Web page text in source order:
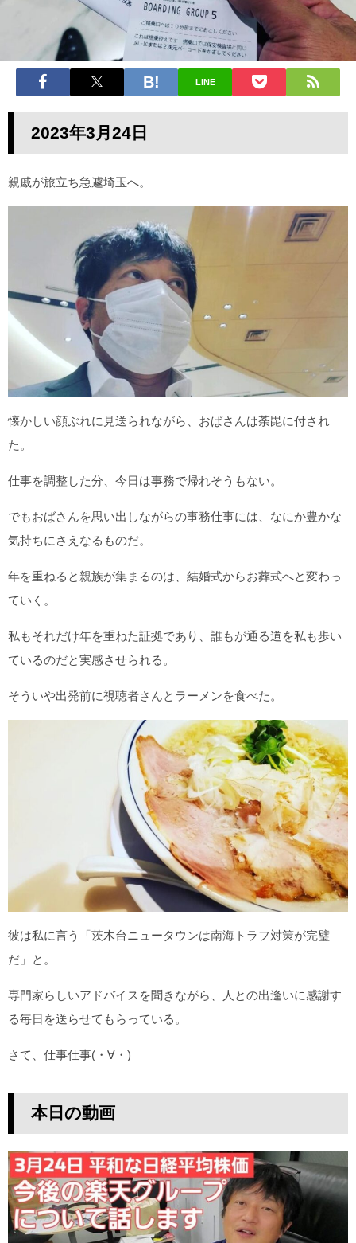
LINE
2023年3月24 日
親戚が旅立ち急遽埼玉へ。
懐かしい顔ぶれに見送られながら、おばさんは荼毘に付され
た。
仕事を調整した分、今日は事務で帰れそうもない。
でもおばさんを思い出しながらの事務仕事には、なにか豊かな
気持ちにさえなるものだ。
年を重ねると親族が集まるのは、結婚式からお葬式へと変わっ
ていく。
私もそれだけ年を重ねた証拠であり、誰もが通る道を私も歩い
ているのだと実感させられる。
そういや出発前に視聴者さんとラーメンを食べた。
彼は私に言う「茨木台ニュータウンは南海トラフ対策が完璧
だ」と。
専門家らしいアドバイスを聞きながら、人との出逢いに感謝す
る毎日を送らせてもらっている。
さて、仕事仕事(・∀・)
本日の動画